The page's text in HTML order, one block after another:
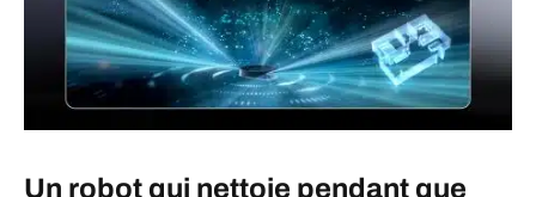
Un robot qui nettoie pendant que